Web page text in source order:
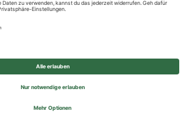
Group - All rights reserved